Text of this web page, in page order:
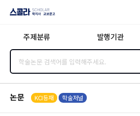
지사·교보문고
주제분류 발행기관
논문 KCI등재 학술저널